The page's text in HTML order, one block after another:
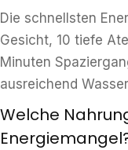
Die schnellsten
Gesicht, 10 tiefe
Minuten
ausreichend
Welche